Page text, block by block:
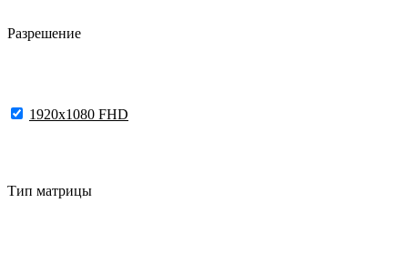
Разрешение
1920x1080 FHD
Тип матрицы